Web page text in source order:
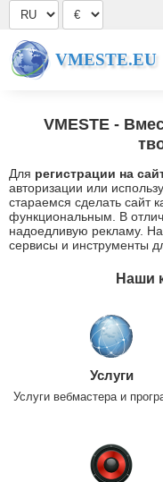
VMESTE.EU
VMESTE -
Для регистрации на
авторизации или
стараемся сделать сайт
функциональным. В
надоедливую рекламу.
сервисы и инструменты
Наши
Услуги
Услуги вебмастера и